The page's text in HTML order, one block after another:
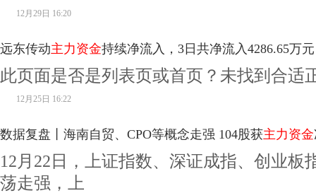
12月29日 16:20
远东传动主力资金持续净流入，3日共净流入4286.65万元
此页面是否是列表页或首页？未找到合适
12月25日 16:22
数据复盘丨海南自贸、CPO等概念走强 104股获主力资金
12月22日，上证指数、深证成指、创业板
荡走强，上